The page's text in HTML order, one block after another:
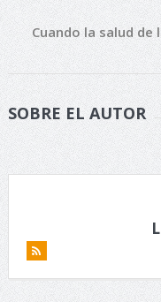
Cuando la salud
SOBRE EL AUTOR